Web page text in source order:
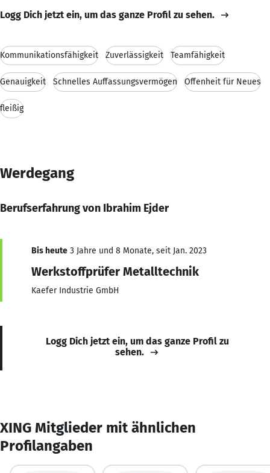
Logg Dich jetzt ein, um das ganze Profil zu sehen.
Kommunikationsfähigkeit Zuverlässigkeit Teamfähigkeit
Genauigkeit Schnelles Auffassungsvermögen Offenheit für Neues
fleißig
Werdegang
Berufserfahrung von Ibrahim Ejder
Bis heute 3 Jahre und 8 Monate, seit Jan. 2023
Werkstoffprüfer Metalltechnik
Kaefer Industrie GmbH
Logg Dich jetzt ein, um das ganze Profil zu
sehen.
XING Mitglieder mit ähnlichen
Profilangaben